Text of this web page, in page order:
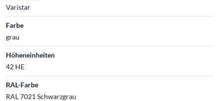
Varistar
Farbe
grau
Höheneinheiten
42 HE
RAL-Farbe
RAL 7021 Schwarzgrau